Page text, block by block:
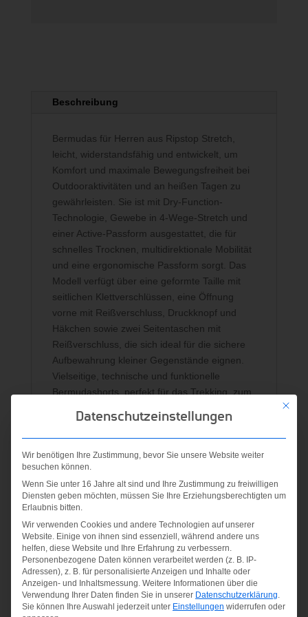
Beschreibung
Bermudas für Herren aus Ripstop Stretch,
leicht, widerstandsfähig und entwickelt, um
Komfort und maximale Bewegungsfreiheit bei
Outdooraktivitäten und an heißen Tagen zu
gewährleisten. Sie ist mit Dry-Function-
Technologie, Gewebe in 4-Wege-Stretch und
einer Active-Passform ausgestattet, die für
schnelles Trocknen, multidirektionale Mobilität
und eine ergonomische Passform sorgt. Das
Modell verfügt über eine geformte Taille mit
seitlichen Klettverschlüssen, eine Öffnung
vorne mit Reißverschluss, Druckknopf und
Häkchen sowie zwei Seitentaschen mit
Reißverschluss, die sich ideal für die sichere
Aufbewahrung kleiner Gegenstände eignen.
Vielseitige, technische und funktionelle
Bermudashorts, perfekt für das Trekking, zum
Outdooraktivitäten an besonders heißen
Tagen.
Material:
90% POLYAMID 10% ELASTHAN.
Ähnliche Produkte
Mit
Datenschutzeinstellungen
Wir benötigen Ihre Zustimmung, bevor Sie unsere Website weiter
besuchen können.
Wenn Sie unter 16 Jahre alt sind und Ihre Zustimmung zu freiwilligen
Diensten geben möchten, müssen Sie Ihre Erziehungsberechtigten um
Erlaubnis bitten.
Wir verwenden Cookies und andere Technologien auf unserer
Website. Einige von ihnen sind essenziell, während andere uns
helfen, diese Website und Ihre Erfahrung zu verbessern.
Personenbezogene Daten können verarbeitet werden (z. B. IP-
Adressen), z. B. für personalisierte Anzeigen und Inhalte oder
Anzeigen- und Inhaltsmessung. Weitere Informationen über die
Verwendung Ihrer Daten finden Sie in unserer Datenschutzerklärung.
Sie können Ihre Auswahl jederzeit unter Einstellungen widerrufen oder